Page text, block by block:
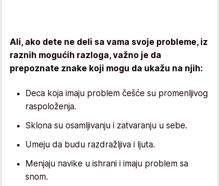
Ali, ako dete ne deli sa vama svoje probleme, iz
raznih mogućih razloga, važno je da
prepoznate znake koji mogu da ukažu na njih:
Deca koja imaju problem češće su promenljivog
raspoloženja.
Sklona su osamljivanju i zatvaranju u sebe.
Umeju da budu razdražljiva i ljuta.
Menjaju navike u ishrani i imaju problem sa
snom.